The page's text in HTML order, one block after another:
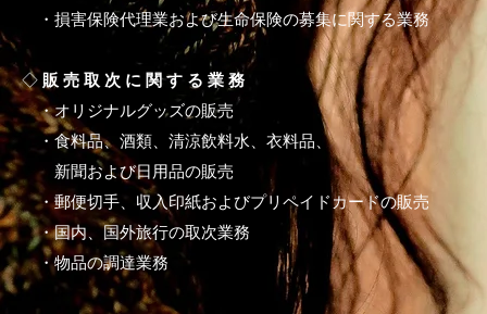
・損害保険代理業および生命保険の募集に関する業務
◇ 販 売 取 次 に 関 す る 業 務
・オリジナルグッズの販売
・食料品、酒類、清涼飲料水、衣料品、
​ 新聞および日用品の販売
・郵便切手、収入印紙およびプリペイドカードの販売
・国内、国外旅行の取次業務
・物品の調達業務